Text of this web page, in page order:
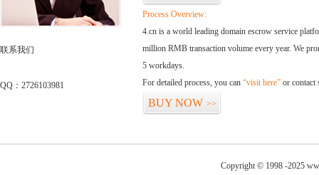
联系我们
QQ：2726103981
Process Overview:
4.cn is a world leading domain escrow service
million RMB transaction volume every year. We
5 workdays.
For detailed process, you can “visit here” or contact
BUY NOW >>
Copyright © 1998 -2025